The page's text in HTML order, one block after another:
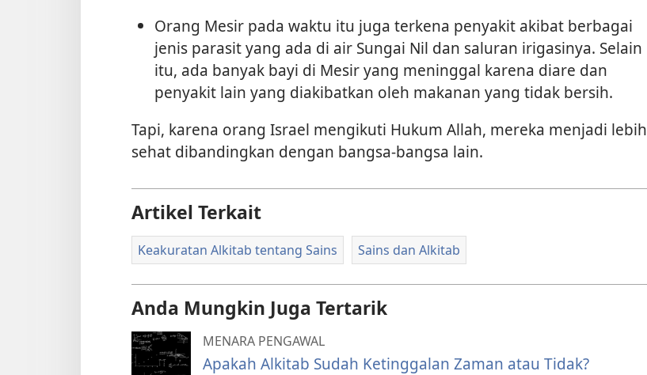
Orang Mesir pada waktu itu juga terkena penyakit akibat berbagai
jenis parasit yang ada di air Sungai Nil dan saluran irigasinya. Selain
itu, ada banyak bayi di Mesir yang meninggal karena diare dan
penyakit lain yang diakibatkan oleh makanan yang tidak bersih.
Tapi, karena orang Israel mengikuti Hukum Allah, mereka menjadi lebih
sehat dibandingkan dengan bangsa-bangsa lain.
Artikel Terkait
Keakuratan Alkitab tentang Sains Sains dan Alkitab
Anda Mungkin Juga Tertarik
MENARA PENGAWAL
Apakah Alkitab Sudah Ketinggalan Zaman atau Tidak?